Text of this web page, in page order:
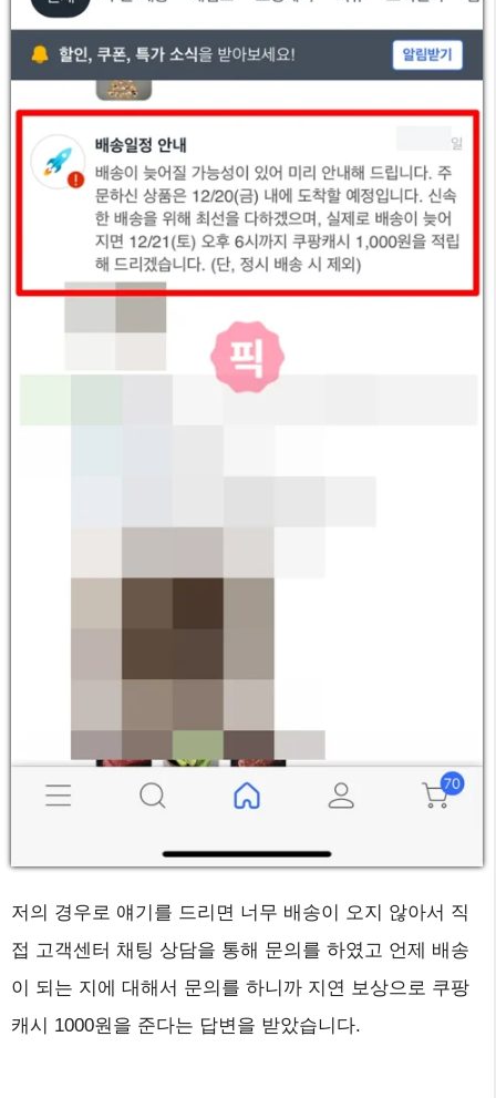
저의 경우로 얘기를 드리면 너무 배송이 오지 않아서 직
접 고객센터 채팅 상담을 통해 문의를 하였고 언제 배송
이 되는 지에 대해서 문의를 하니까 지연 보상으로 쿠팡
캐시 1000원을 준다는 답변을 받았습니다.